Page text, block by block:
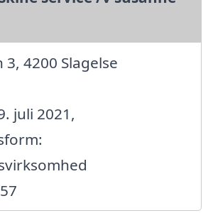
3, 4200 Slagelse
juli 2021,